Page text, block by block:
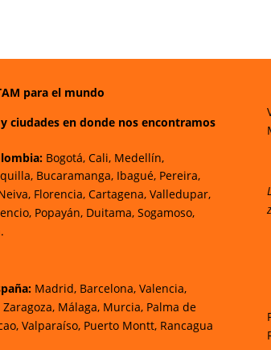
para el mundo
y ciudades en donde nos encontramos
Bogotá,Cali, Medellín,
Bucaramanga,Ibagué,Pereira,
Florencia, Cartagena, Valledupar,
,Popayán, Duitama, Sogamoso,
Madrid, Barcelona, Valencia,
Zaragoza, Málaga, Murcia, Palma de
o, Valparaíso, Puerto Montt, Rancagua